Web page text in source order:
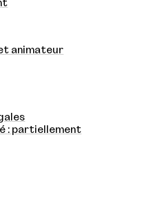
animateur
: partiellement